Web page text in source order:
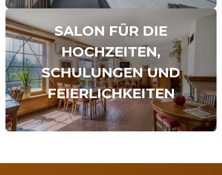
SALON FÜR DIE
HOCHZEITEN,
SCHULUNGEN UND
FEIERLICHKEITEN